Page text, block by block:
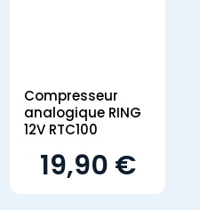
Compresseur
analogique RING
12V RTC100
19,90 €